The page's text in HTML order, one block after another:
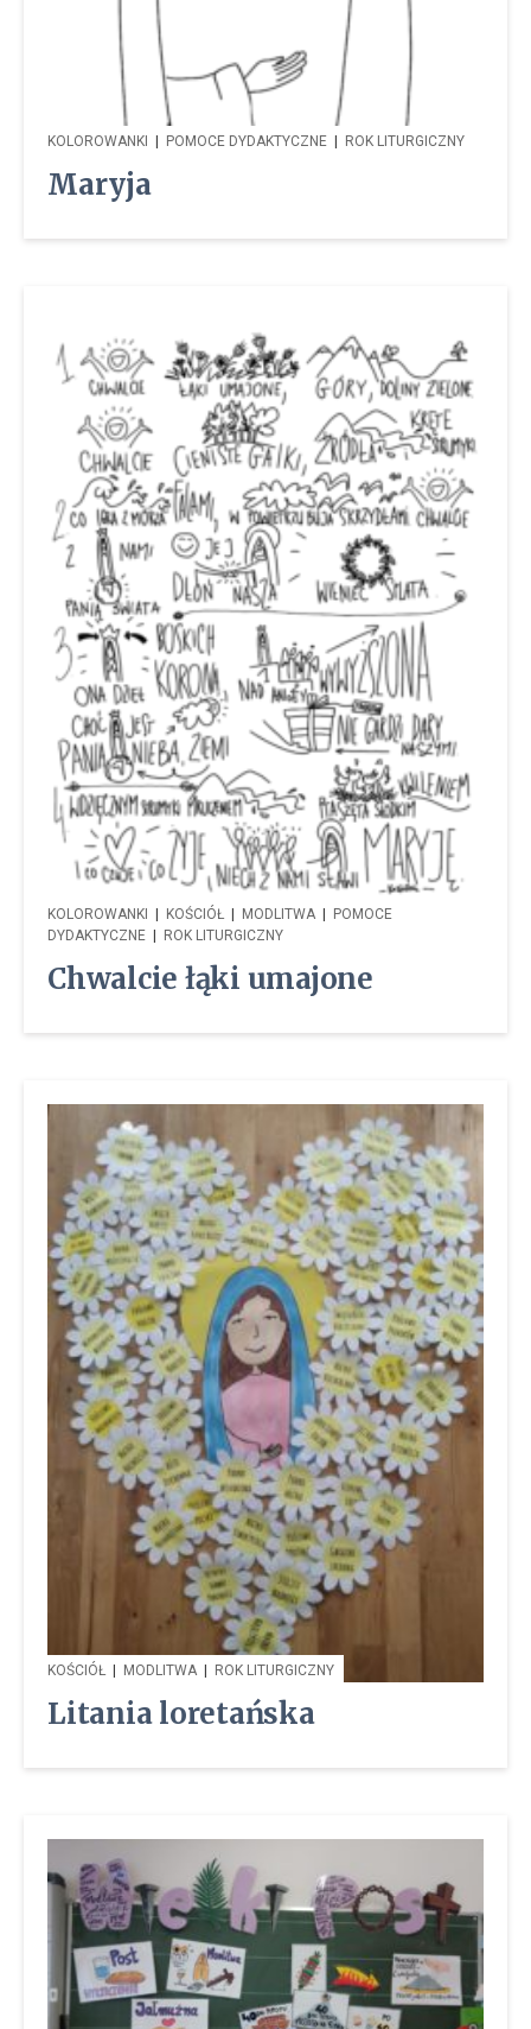
KOLOROWANKI | POMOCE DYDAKTYCZNE | ROK LITURGICZNY
Maryja
KOLOROWANKI KOŚCIÓŁ MODLITWA
POMOCE
DYDAKTYCZNE
ROK LITURGICZNY
Chwalcie łąki umajone
KOŚCIÓŁ | MODLITWA | ROK LITURGICZNY
Litania loretańska